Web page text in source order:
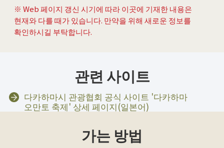
※ Web 페이지 갱신 시기에 따라 이곳에 기재한 내용은
현재와 다를 때가 있습니다. 만약을 위해 새로운 정보를
확인하시길 부탁합니다.
관련 사이트
다카하마시 관광협회 공식 사이트 '다카하마
오만토 축제' 상세 페이지(일본어)
가는 방법